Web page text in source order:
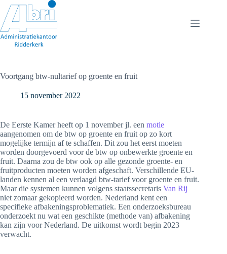
naar
de
inhoud
Voortgang btw-nultarief op groente en fruit
15 november 2022
De Eerste Kamer heeft op 1 november jl. een motie
aangenomen om de btw op groente en fruit op zo kort
mogelijke termijn af te schaffen. Dit zou het eerst moeten
worden doorgevoerd voor de btw op onbewerkte groente en
fruit. Daarna zou de btw ook op alle gezonde groente- en
fruitproducten moeten worden afgeschaft. Verschillende EU-
landen kennen al een verlaagd btw-tarief voor groente en fruit.
Maar die systemen kunnen volgens staatssecretaris Van Rij
niet zomaar gekopieerd worden. Nederland kent een
specifieke afbakeningsproblematiek. Een onderzoeksbureau
onderzoekt nu wat een geschikte (methode van) afbakening
kan zijn voor Nederland. De uitkomst wordt begin 2023
verwacht.